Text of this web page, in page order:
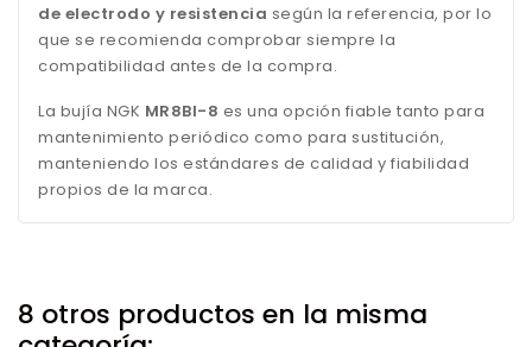
de electrodo y resistencia según la referencia, por lo
que se recomienda comprobar siempre la
compatibilidad antes de la compra.
La bujía NGK MR8BI-8 es una opción fiable tanto para
mantenimiento periódico como para sustitución,
manteniendo los estándares de calidad y fiabilidad
propios de la marca.
8 otros productos en la misma